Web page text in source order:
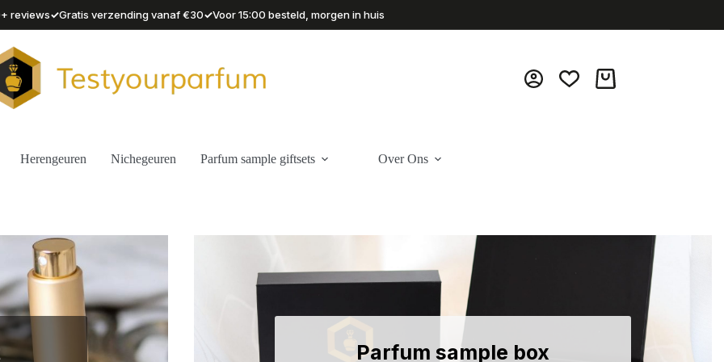
reviews✓Gratis verzending vanaf €30✓Voor 15:00 besteld, morgen in huis
Winkelwagen
Herengeuren Nichegeuren Parfum sample giftsets Over Ons
Parfum sample box